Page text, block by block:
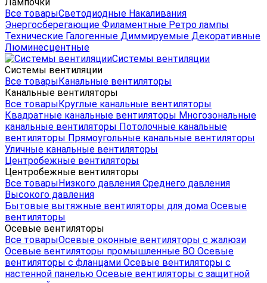
Все товарыСветодиодные Накаливания
Энергосберегающие Филаментные Ретро лампы
Технические Галогенные Диммируемые Декоративные
Люминесцентные
Системы вентиляции
Системы вентиляции
Все товарыКанальные вентиляторы
Канальные вентиляторы
Все товарыКруглые канальные вентиляторы
Квадратные канальные вентиляторы Многозональные
канальные вентиляторы Потолочные канальные
вентиляторы Прямоугольные канальные вентиляторы
Уличные канальные вентиляторы
Центробежные вентиляторы
Центробежные вентиляторы
Все товарыНизкого давления Среднего давления
Высокого давления
Бытовые вытяжные вентиляторы для дома Осевые
вентиляторы
Осевые вентиляторы
Все товарыОсевые оконные вентиляторы с жалюзи
Осевые вентиляторы промышленные ВО Осевые
вентиляторы с фланцами Осевые вентиляторы с
настенной панелью Осевые вентиляторы с защитной